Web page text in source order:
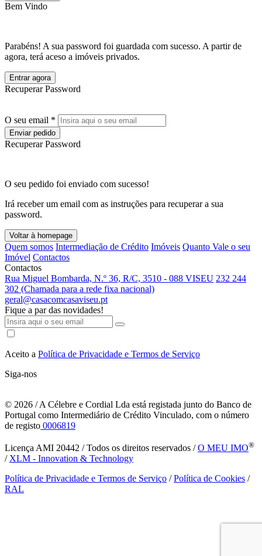
Bem Vindo
Parabéns! A sua password foi guardada com sucesso. A partir de
agora, terá aceso a imóveis privados.
Entrar agora
Recuperar Password
O seu email *
Enviar pedido
Recuperar Password
O seu pedido foi enviado com sucesso!
Irá receber um email com as instruções para recuperar a sua
password.
Voltar à homepage
Quem somos Intermediação de Crédito Imóveis Quanto Vale o seu
Imóvel Contactos
Contactos
Rua Miguel Bombarda, N.º 36, R/C, 3510 - 088 VISEU 232 244
302 (Chamada para a rede fixa nacional)
geral@casacomcasaviseu.pt
Fique a par das novidades!
Aceito a Política de Privacidade e Termos de Serviço
Siga-nos
© 2026 / A Célebre e Cordial Lda está registada junto do Banco de
Portugal como Intermediário de Crédito Vinculado, com o número
de registo 0006819
Licença AMI 20442 / Todos os direitos reservados /O MEU IMO®
/ XLM - Innovation & Technology
Política de Privacidade e Termos de Serviço /Política de Cookies /
RAL